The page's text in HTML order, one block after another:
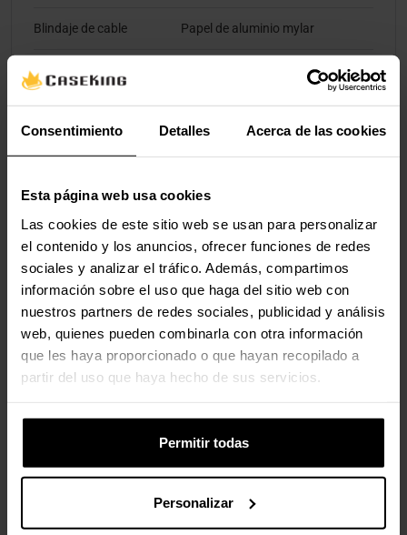
Consentimiento Detalles Acerca de las cookies
Esta página web usa cookies
Las cookies de este sitio web se usan para personalizar
el contenido y los anuncios, ofrecer funciones de redes
sociales y analizar el tráfico. Además, compartimos
información sobre el uso que haga del sitio web con
nuestros partners de redes sociales, publicidad y análisis
web, quienes pueden combinarla con otra información
que les haya proporcionado o que hayan recopilado a
partir del uso que haya hecho de sus servicios.
Permitir todas
Personalizar
Blindaje de cable Papel de aluminio mylar
Velocidad de
transferencia de datos
Tecnologías Dolby DTS-HD, Dolby MAT
Empaquetado
Ancho del paquete 210 mm
Profundidad del
paquete
20 mm
Altura del paquete 180 mm
93 g